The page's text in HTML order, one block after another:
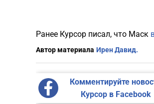
Ранее Курсор писал, что Маск
Автор материала Ирен Давид.
Комментируйте
Курсор в Facebook